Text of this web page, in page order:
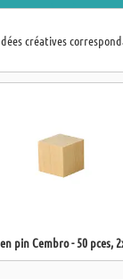
créatives
pin Cembro - 50 pces,